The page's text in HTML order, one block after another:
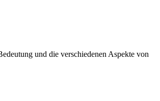
und die verschiedenen Aspekte von